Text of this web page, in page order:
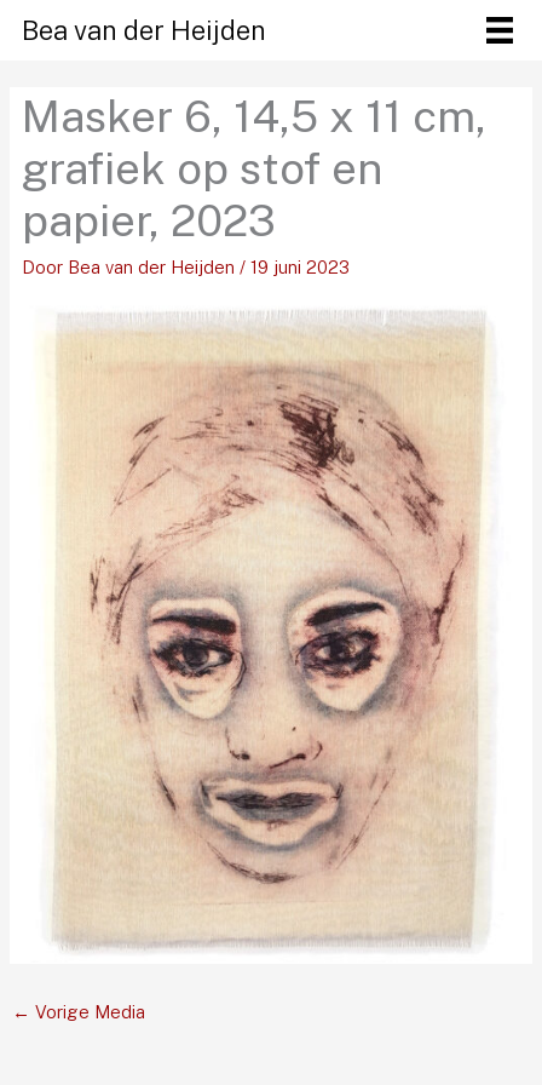
naar
inhoud
Bea van der Heijden
Masker 6, 14,5 x 11 cm,
grafiek op stof en
papier, 2023
Door Bea van der Heijden / 19 juni 2023
← Vorige Media